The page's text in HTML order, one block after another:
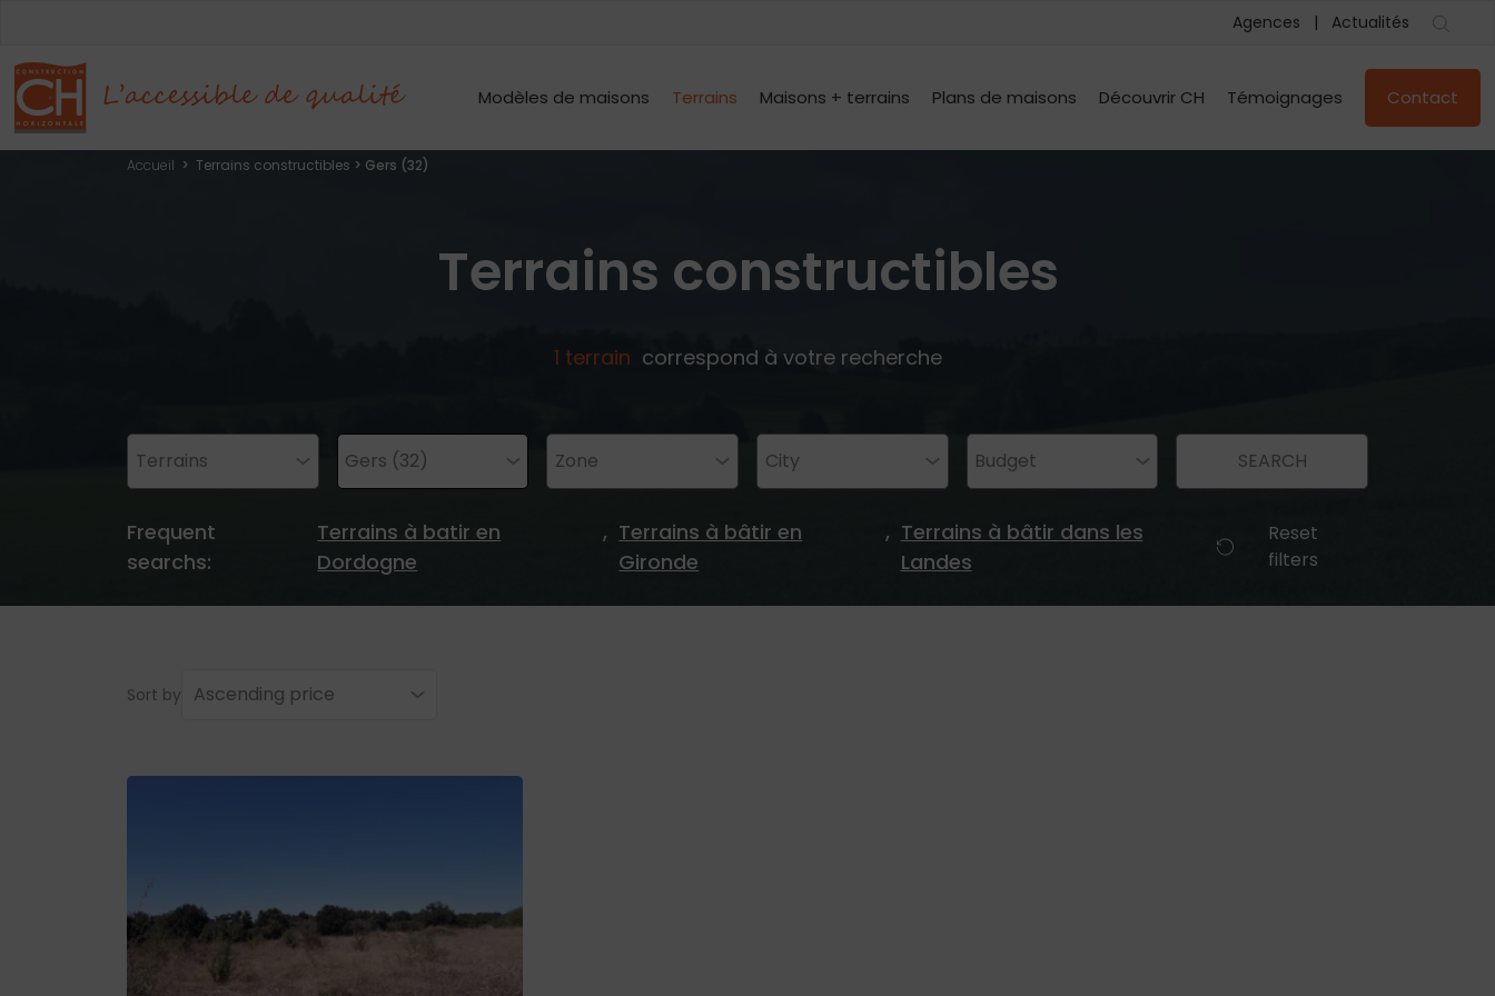
Agences Actualités
Modèles de maisons Terrains Maisons + terrains Plans de maisons Découvrir CH Témoignages Contact
Accueil > Terrains constructibles > Gers (32)
Terrains constructibles
1 terrain correspond à votre recherche
Terrains Gers (32) Zone City Budget SEARCH
Frequent
searchs:
Terrains à batir en
Dordogne
, Terrains à bâtir en
Gironde
, Terrains à bâtir dans les
Landes
Reset
filters
Sort by Ascending price